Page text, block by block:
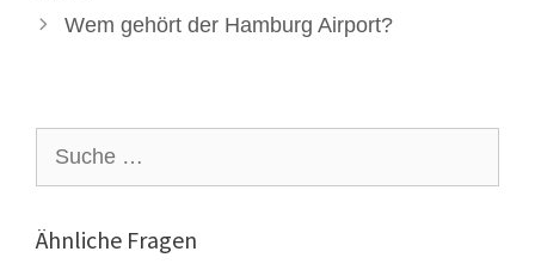
Wem gehört der Hamburg Airport?
nach:
Ähnliche Fragen